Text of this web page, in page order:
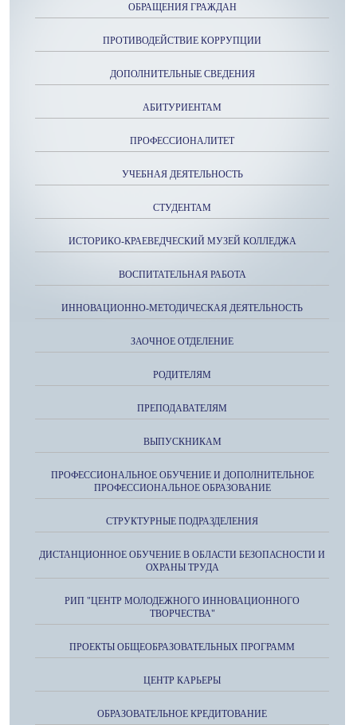
ОБРАЩЕНИЯ ГРАЖДАН
ПРОТИВОДЕЙСТВИЕ КОРРУПЦИИ
ДОПОЛНИТЕЛЬНЫЕ СВЕДЕНИЯ
АБИТУРИЕНТАМ
ПРОФЕССИОНАЛИТЕТ
УЧЕБНАЯ ДЕЯТЕЛЬНОСТЬ
СТУДЕНТАМ
ИСТОРИКО-КРАЕВЕДЧЕСКИЙ МУЗЕЙ КОЛЛЕДЖА
ВОСПИТАТЕЛЬНАЯ РАБОТА
ИННОВАЦИОННО-МЕТОДИЧЕСКАЯ ДЕЯТЕЛЬНОСТЬ
ЗАОЧНОЕ ОТДЕЛЕНИЕ
РОДИТЕЛЯМ
ПРЕПОДАВАТЕЛЯМ
ВЫПУСКНИКАМ
ПРОФЕССИОНАЛЬНОЕ ОБУЧЕНИЕ И ДОПОЛНИТЕЛЬНОЕ
ПРОФЕССИОНАЛЬНОЕ ОБРАЗОВАНИЕ
СТРУКТУРНЫЕ ПОДРАЗДЕЛЕНИЯ
ДИСТАНЦИОННОЕ ОБУЧЕНИЕ В ОБЛАСТИ БЕЗОПАСНОСТИ И
ОХРАНЫ ТРУДА
РИП "ЦЕНТР МОЛОДЕЖНОГО ИННОВАЦИОННОГО
ТВОРЧЕСТВА"
ПРОЕКТЫ ОБЩЕОБРАЗОВАТЕЛЬНЫХ ПРОГРАММ
ЦЕНТР КАРЬЕРЫ
ОБРАЗОВАТЕЛЬНОЕ КРЕДИТОВАНИЕ